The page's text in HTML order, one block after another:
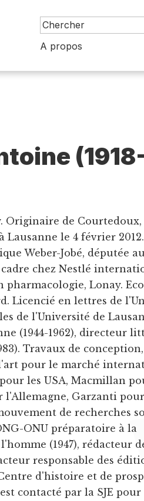
A propos
Originaire de Courtedoux,
Lausanne le 4 février
Weber-Jobé, députée
chez Nestlé
Lonay.
Licencié en lettres de
de l'Université de
(1944-1962), directeur
Travaux de
pour le marché
les USA, Macmillan
l'Allemagne, Garzanti
de recherches
ONU préparatoire à la
(1947), rédacteur
responsable des
d'histoire et de
contacté par la SJE pour